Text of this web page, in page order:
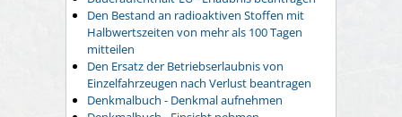
Den Bestand an radioaktiven Stoffen mit
Halbwertszeiten von mehr als 100 Tagen
mitteilen
Den Ersatz der Betriebserlaubnis von
Einzelfahrzeugen nach Verlust beantragen
Denkmalbuch - Denkmal aufnehmen